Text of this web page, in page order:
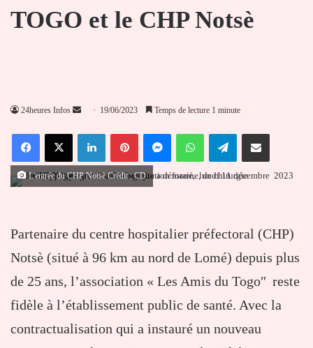
TOGO et le CHP Notsè
24heures Infos
Envoyer
courriel
19/06/2023 Temps de lecture 1 minute
FacebookX LinkedinPinterestMessengerWhatsAppTelegramPartager par email
L'entrée du CHP Notsè Crédit : CD
Partenaire du centre hospitalier préfectoral (CHP)
Notsè (situé à 96 km au nord de Lomé) depuis plus
de 25 ans, l’association « Les Amis du Togoʺ reste
fidèle à l’établissement public de santé. Avec la
contractualisation qui a instauré un nouveau